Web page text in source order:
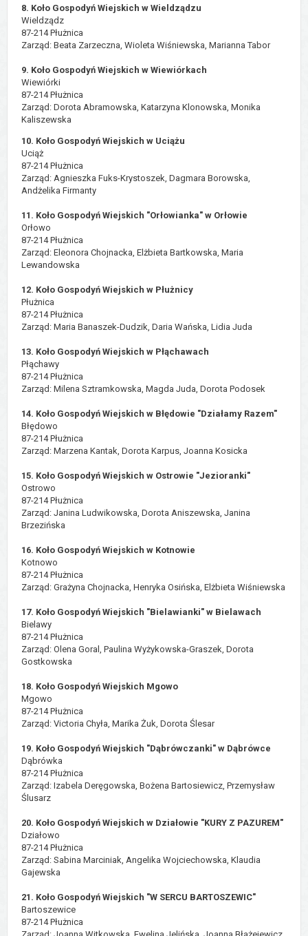
8. Koło Gospodyń Wiejskich w Wieldządzu
Wieldządz
87-214 Płużnica
Zarząd: Beata Zarzeczna, Wioleta Wiśniewska, Marianna Tabor
9. Koło Gospodyń Wiejskich w Wiewiórkach
Wiewiórki
87-214 Płużnica
Zarząd: Dorota Abramowska, Katarzyna Klonowska, Monika
Kaliszewska
10. Koło Gospodyń Wiejskich w Uciążu
Uciąż
87-214 Płużnica
Zarząd: Agnieszka Fuks-Krystoszek, Dagmara Borowska,
Andżelika Firmanty
11. Koło Gospodyń Wiejskich "Orłowianka" w Orłowie
Orłowo
87-214 Płużnica
Zarząd: Eleonora Chojnacka, Elżbieta Bartkowska, Maria
Lewandowska
12. Koło Gospodyń Wiejskich w Płużnicy
Płużnica
87-214 Płużnica
Zarząd: Maria Banaszek-Dudzik, Daria Wańska, Lidia Juda
13. Koło Gospodyń Wiejskich w Płąchawach
Płąchawy
87-214 Płużnica
Zarząd: Milena Sztramkowska, Magda Juda, Dorota Podosek
14. Koło Gospodyń Wiejskich w Błędowie "Działamy Razem"
Błędowo
87-214 Płużnica
Zarząd: Marzena Kantak, Dorota Karpus, Joanna Kosicka
15. Koło Gospodyń Wiejskich w Ostrowie "Jezioranki"
Ostrowo
87-214 Płużnica
Zarząd: Janina Ludwikowska, Dorota Aniszewska, Janina
Brzezińska
16. Koło Gospodyń Wiejskich w Kotnowie
Kotnowo
87-214 Płużnica
Zarząd: Grażyna Chojnacka, Henryka Osińska, Elżbieta Wiśniewska
17. Koło Gospodyń Wiejskich "Bielawianki" w Bielawach
Bielawy
87-214 Płużnica
Zarząd: Olena Goral, Paulina Wyżykowska-Graszek, Dorota
Gostkowska
18. Koło Gospodyń Wiejskich Mgowo
Mgowo
87-214 Płużnica
Zarząd: Victoria Chyła, Marika Żuk, Dorota Ślesar
19. Koło Gospodyń Wiejskich "Dąbrówczanki" w Dąbrówce
Dąbrówka
87-214 Płużnica
Zarząd: Izabela Deręgowska, Bożena Bartosiewicz, Przemysław
Ślusarz
20. Koło Gospodyń Wiejskich w Działowie "KURY Z PAZUREM"
Działowo
87-214 Płużnica
Zarząd: Sabina Marciniak, Angelika Wojciechowska, Klaudia
Gajewska
21. Koło Gospodyń Wiejskich "W SERCU BARTOSZEWIC"
Bartoszewice
87-214 Płużnica